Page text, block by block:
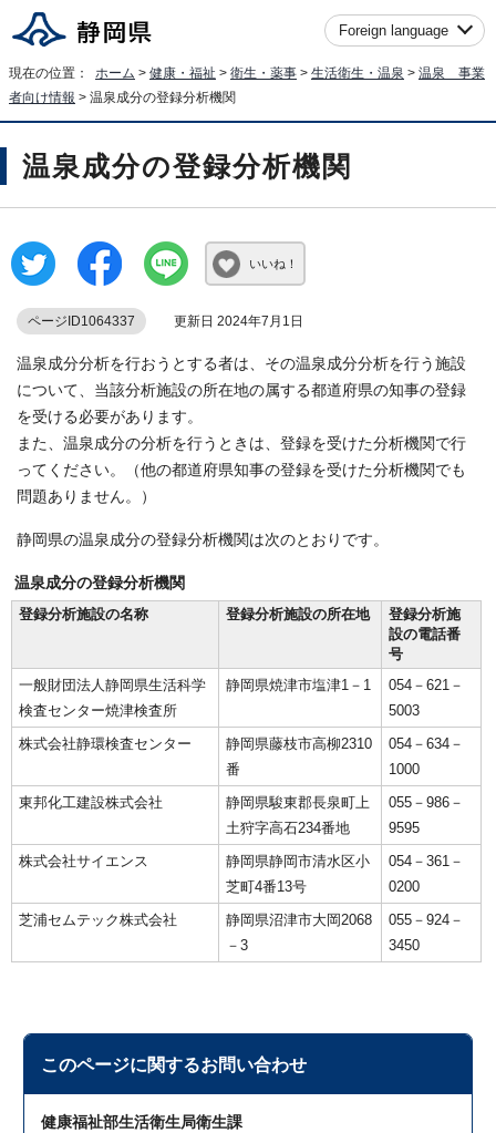
Foreign language
現在の位置： ホーム > 健康・福祉 > 衛生・薬事 > 生活衛生・温泉 > 温泉 事業
者向け情報 > 温泉成分の登録分析機関
温泉成分の登録分析機関
いいね！
ページID1064337 更新日 2024年7月1日
温泉成分分析を⾏おうとする者は、その温泉成分分析を⾏う施設
について、当該分析施設の所在地の属する都道府県の知事の登録
を受ける必要があります。
また、温泉成分の分析を⾏うときは、登録を受けた分析機関で⾏
ってください。（他の都道府県知事の登録を受けた分析機関でも
問題ありません。）
静岡県の温泉成分の登録分析機関は次のとおりです。
温泉成分の登録分析機関
登録分析施設の名称
登録分析施設の所在地
登録分析施
設の電話番
号
一般財団法人静岡県生活科学
検査センター焼津検査所
静岡県焼津市塩津1－1
054－621－
5003
株式会社静環検査センター
静岡県藤枝市高柳2310
番
054－634－
1000
東邦化工建設株式会社
静岡県駿東郡長泉町上
土狩字高石234番地
055－986－
9595
株式会社サイエンス
静岡県静岡市清水区小
芝町4番13号
054－361－
0200
芝浦セムテック株式会社
静岡県沼津市大岡2068
－3
055－924－
3450
このページに関するお問い合わせ
健康福祉部生活衛生局衛生課